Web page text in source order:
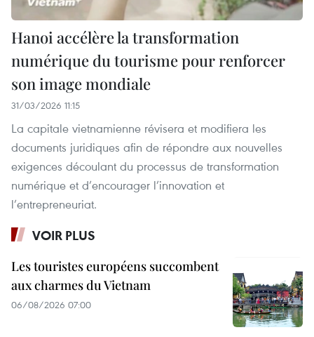
Hanoi accélère la transformation
numérique du tourisme pour renforcer
son image mondiale
31/03/2026 11:15
La capitale vietnamienne révisera et modifiera les
documents juridiques afin de répondre aux nouvelles
exigences découlant du processus de transformation
numérique et d’encourager l’innovation et
l’entrepreneuriat.
VOIR PLUS
Les touristes européens succombent
aux charmes du Vietnam
06/08/2026 07:00